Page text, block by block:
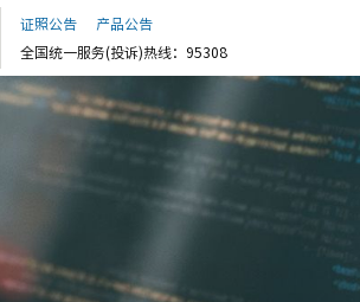
证照公告
产品公告
全国统一服务(投诉)热线：95308